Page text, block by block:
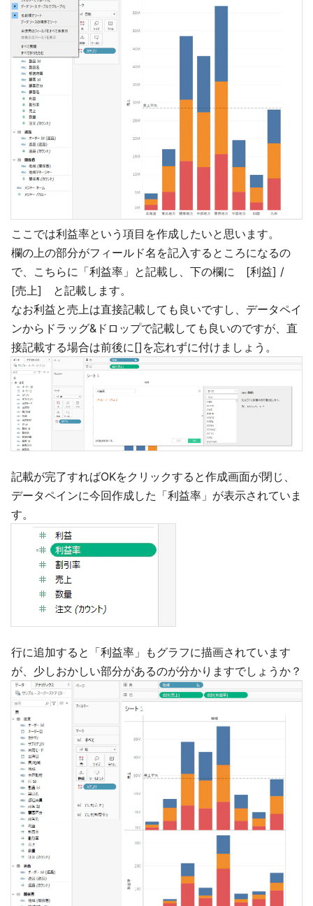
ここでは利益率という項目を作成したいと思います。
欄の上の部分がフィールド名を記入するところになるの
で、こちらに「利益率」と記載し、下の欄に [利益] /
[売上] と記載します。
なお利益と売上は直接記載しても良いですし、データペイ
ンからドラッグ&ドロップで記載しても良いのですが、直
接記載する場合は前後に[]を忘れずに付けましょう。
記載が完了すればOKをクリックすると作成画面が閉じ、
データペインに今回作成した「利益率」が表示されていま
す。
行に追加すると「利益率」もグラフに描画されています
が、少しおかしい部分があるのが分かりますでしょうか？